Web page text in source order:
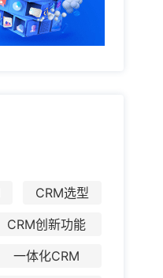
CRM选型
CRM创新功能
一体化CRM